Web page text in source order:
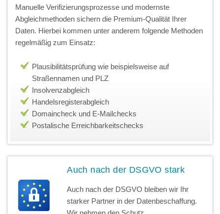
Manuelle Verifizierungsprozesse und modernste
Abgleichmethoden sichern die Premium-Qualität Ihrer
Daten. Hierbei kommen unter anderem folgende Methoden
regelmäßig zum Einsatz:
Plausibilitätsprüfung wie beispielsweise auf
Straßennamen und PLZ
Insolvenzabgleich
Handelsregisterabgleich
Domaincheck und E-Mailchecks
Postalische Erreichbarkeitschecks
Auch nach der DSGVO stark
Auch nach der DSGVO bleiben wir Ihr
starker Partner in der Datenbeschaffung.